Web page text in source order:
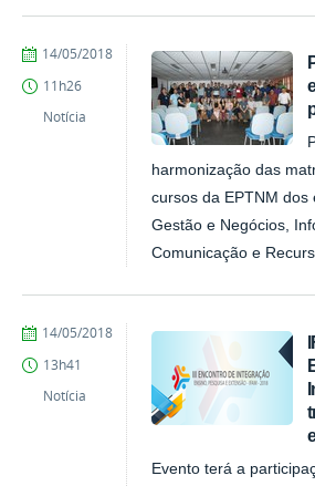
harmonização das
cursos da EPTNM dos
Gestão e Negócios,
Comunicação e
by
Paula
Batista
Published
14/05/2018
11h26
Notícia
Evento terá a
by
Paula
Batista
Published
14/05/2018
13h41
Notícia